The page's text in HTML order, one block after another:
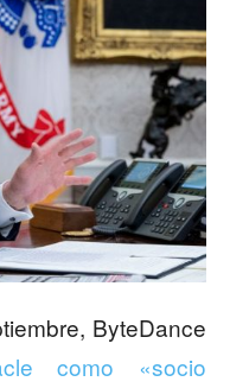
ByteDance
como «socio